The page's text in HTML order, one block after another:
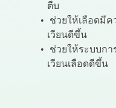
ตีบ
ช่วยให้เลือดมี
เวียนดีขึ้น
ช่วยให้ระบบกา
เวียนเลือดดีขึ้น